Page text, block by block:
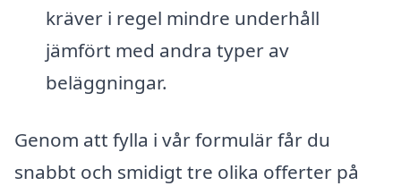
kräver i regel mindre underhåll
jämfört med andra typer av
beläggningar.
Genom att fylla i vår formulär får du
snabbt och smidigt tre olika offerter på